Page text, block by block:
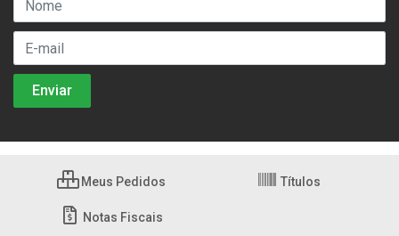
Meus Pedidos Títulos
Notas Fiscais